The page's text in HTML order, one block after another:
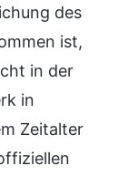
des
ist,
in der
in
Zeitalter